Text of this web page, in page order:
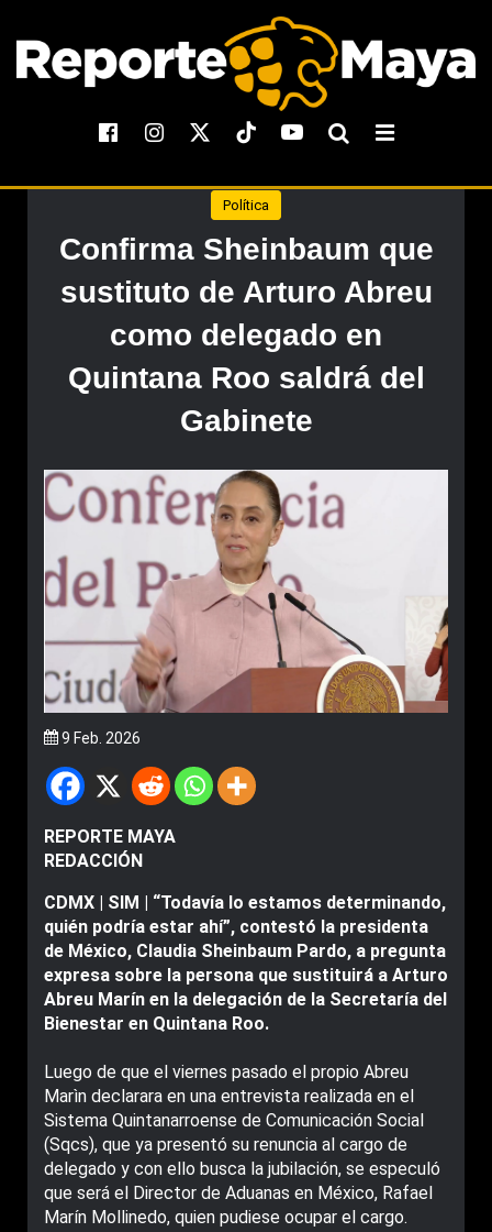
Política
Confirma Sheinbaum que
sustituto de Arturo Abreu
como delegado en
Quintana Roo saldrá del
Gabinete
9 Feb. 2026
REPORTE MAYA
REDACCIÓN
CDMX | SIM | “Todavía lo estamos determinando,
quién podría estar ahí”, contestó la presidenta
de México, Claudia Sheinbaum Pardo, a pregunta
expresa sobre la persona que sustituirá a Arturo
Abreu Marín en la delegación de la Secretaría del
Bienestar en Quintana Roo.
Luego de que el viernes pasado el propio Abreu
Marìn declarara en una entrevista realizada en el
Sistema Quintanarroense de Comunicación Social
(Sqcs), que ya presentó su renuncia al cargo de
delegado y con ello busca la jubilación, se especuló
que será el Director de Aduanas en México, Rafael
Marín Mollinedo, quien pudiese ocupar el cargo.